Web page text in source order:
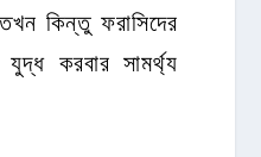
কিন্তু ফরাসিদের
করবার সামর্থ্য